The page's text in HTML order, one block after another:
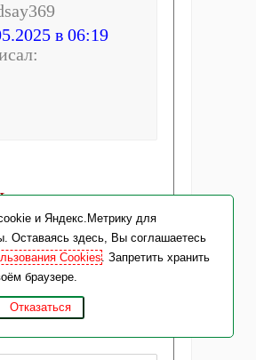
в 06:19
комментарии →
будет
поля
и Яндекс.Метрику для
Оставаясь здесь, Вы соглашаетесь
Cookies. Запретить хранить
браузере.
Отказаться